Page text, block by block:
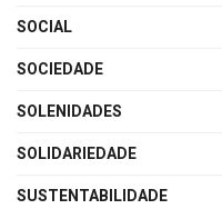
SOCIAL
SOCIEDADE
SOLENIDADES
SOLIDARIEDADE
SUSTENTABILIDADE